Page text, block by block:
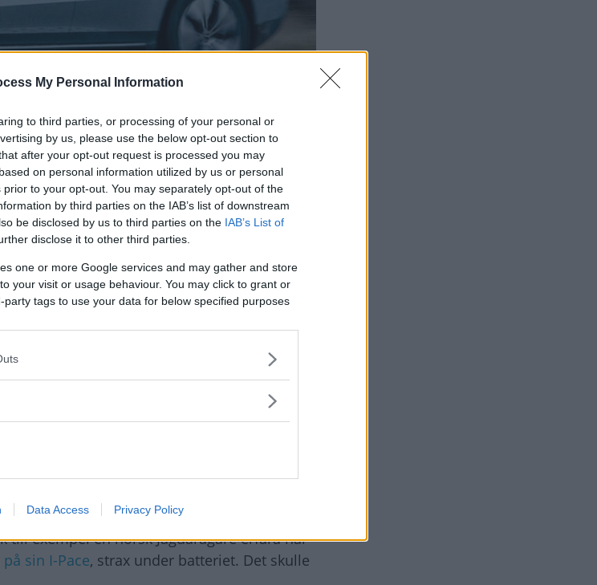
My Personal Information
to third parties, or processing of your personal or
by us, please use the below opt-out section to
after your opt-out request is processed you may
on personal information utilized by us or personal
to your opt-out. You may separately opt-out of the
by third parties on the IAB’s list of downstream
be disclosed by us to third parties on the IAB’s List of
disclose it to other third parties.
one or more Google services and may gather and store
your visit or usage behaviour. You may click to grant or
tags to use your data for below specified purposes
Data Access Privacy Policy
EQC.
kan leda till brand.
på rätt sätt. Det kan innebära att
Ett elfel kan dessutom bli
28 november 2019.
exempel en norsk Jaguarägare erfara när
sin I-Pace, strax under batteriet. Det skulle